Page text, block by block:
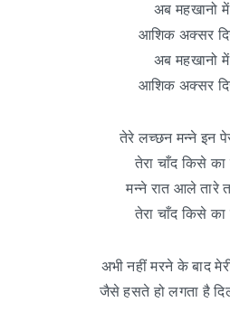
अब महखानो में
आशिक अक्सर
अब महखानो में
आशिक अक्सर
तेरे लच्छन मन्ने इन
तेरा चाँद किसे का
मन्ने रात आले तारे
तेरा चाँद किसे का
अभी नहीं मरने के बाद
जैसे हसते हो लगता है